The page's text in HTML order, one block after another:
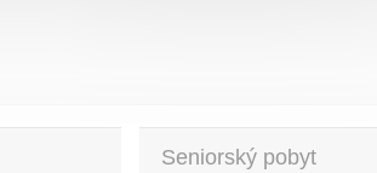
Seniorský pobyt